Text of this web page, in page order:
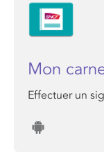
Mon
Effectuer un